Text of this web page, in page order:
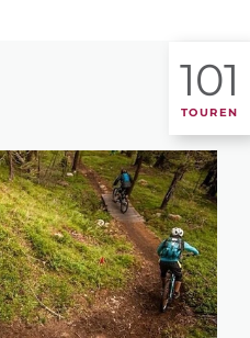
101
TOUREN